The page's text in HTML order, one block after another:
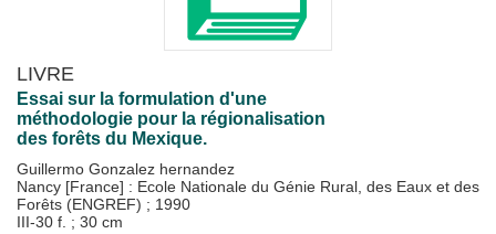
LIVRE
Essai sur la formulation d'une
méthodologie pour la régionalisation
des forêts du Mexique.
Guillermo Gonzalez hernandez
Nancy [France] : Ecole Nationale du Génie Rural, des Eaux et des
Forêts (ENGREF) ; 1990
III-30 f. ; 30 cm